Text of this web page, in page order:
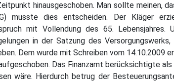
hinausgeschoben. Man sollte meinen,
musste dies entscheiden. Der Kläger
mit Vollendung des 65. Lebensjahres.
in der Satzung des
Dem wurde mit Schreiben vom 14.10.2009
Das Finanzamt berücksichtigte
wäre. Hierdurch betrug der